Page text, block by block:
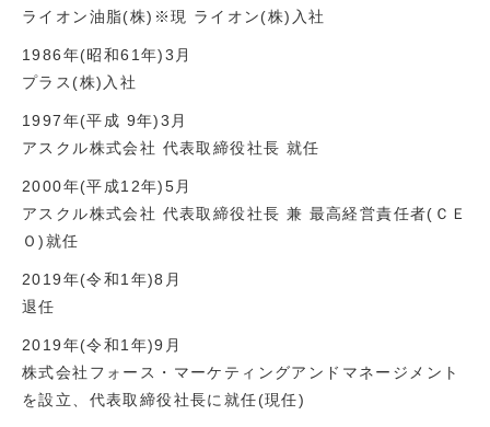
ライオン油脂(株)※現 ライオン(株)入社
1986年(昭和61年)3月
プラス(株)入社
1997年(平成 9年)3月
アスクル株式会社 代表取締役社長 就任
2000年(平成12年)5月
アスクル株式会社 代表取締役社長 兼 最高経営責任者(ＣＥ
Ｏ)就任
2019年(令和1年)8月
退任
2019年(令和1年)9月
株式会社フォース・マーケティングアンドマネージメント
を設立、代表取締役社長に就任(現任)